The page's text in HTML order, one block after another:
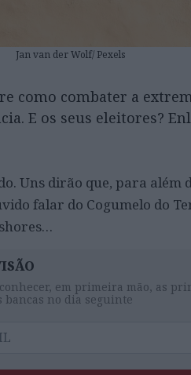
Jan van der Wolf/ Pexels
como combater a
E os seus eleitores?
Uns dirão que, para além
falar do Cogumelo do
em primeira mão, as
bancas no dia seguinte